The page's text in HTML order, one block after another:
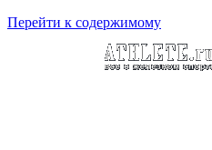
Перейти к содержимому